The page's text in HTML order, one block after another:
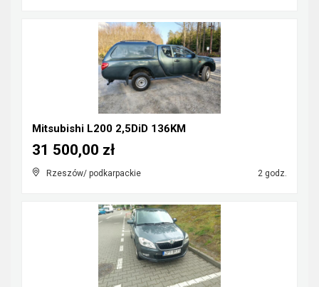
Mitsubishi L200 2,5DiD 136KM
Rzeszów/ podkarpackie 2 godz.
31 500,00 zł